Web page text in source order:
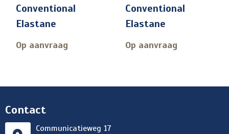
Conventional
Elastane
Op aanvraag
Conventional
Elastane
Op aanvraag
Contact
Communicatieweg 17